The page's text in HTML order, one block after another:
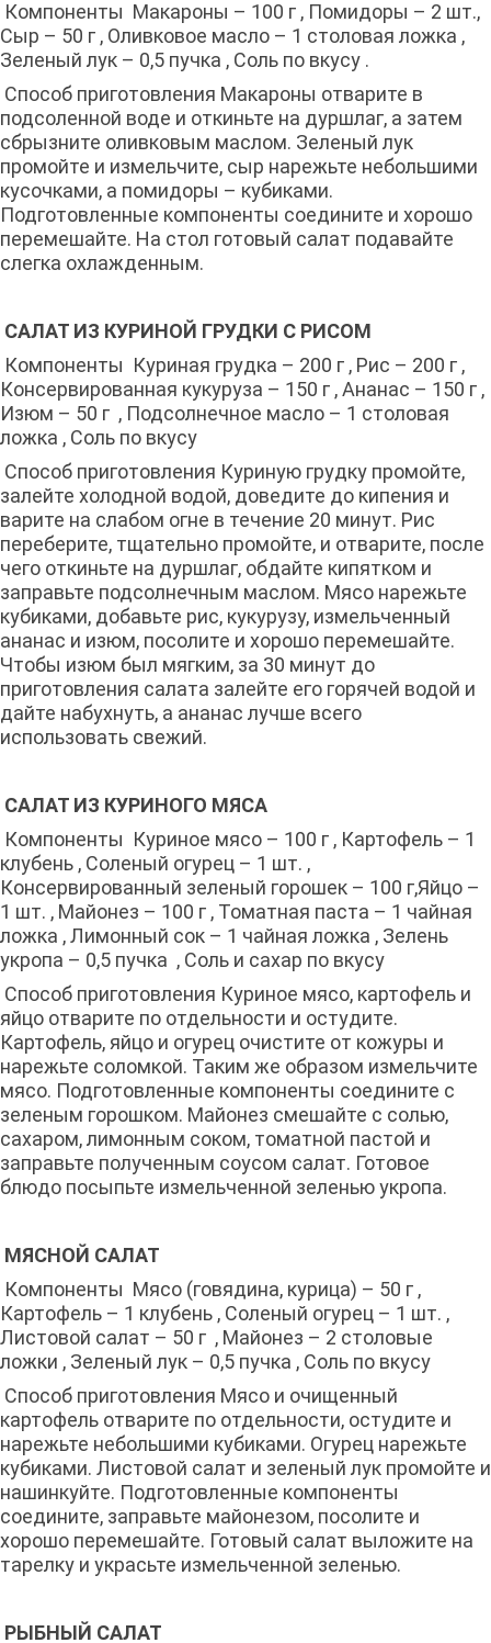
Компоненты Макароны – 100 г , Помидоры – 2 шт.,
Сыр – 50 г , Оливковое масло – 1 столовая ложка ,
Зеленый лук – 0,5 пучка , Соль по вкусу .
Способ приготовления Макароны отварите в
подсоленной воде и откиньте на дуршлаг, а затем
сбрызните оливковым маслом. Зеленый лук
промойте и измельчите, сыр нарежьте небольшими
кусочками, а помидоры – кубиками.
Подготовленные компоненты соедините и хорошо
перемешайте. На стол готовый салат подавайте
слегка охлажденным.
САЛАТ ИЗ КУРИНОЙ ГРУДКИ С РИСОМ
Компоненты Куриная грудка – 200 г , Рис – 200 г ,
Консервированная кукуруза – 150 г , Ананас – 150 г ,
Изюм – 50 г , Подсолнечное масло – 1 столовая
ложка , Соль по вкусу
Способ приготовления Куриную грудку промойте,
залейте холодной водой, доведите до кипения и
варите на слабом огне в течение 20 минут. Рис
переберите, тщательно промойте, и отварите, после
чего откиньте на дуршлаг, обдайте кипятком и
заправьте подсолнечным маслом. Мясо нарежьте
кубиками, добавьте рис, кукурузу, измельченный
ананас и изюм, посолите и хорошо перемешайте.
Чтобы изюм был мягким, за 30 минут до
приготовления салата залейте его горячей водой и
дайте набухнуть, а ананас лучше всего
использовать свежий.
САЛАТ ИЗ КУРИНОГО МЯСА
Компоненты Куриное мясо – 100 г , Картофель – 1
клубень , Соленый огурец – 1 шт. ,
Консервированный зеленый горошек – 100 г,Яйцо –
1 шт. , Майонез – 100 г , Томатная паста – 1 чайная
ложка , Лимонный сок – 1 чайная ложка , Зелень
укропа – 0,5 пучка , Соль и сахар по вкусу
Способ приготовления Куриное мясо, картофель и
яйцо отварите по отдельности и остудите.
Картофель, яйцо и огурец очистите от кожуры и
нарежьте соломкой. Таким же образом измельчите
мясо. Подготовленные компоненты соедините с
зеленым горошком. Майонез смешайте с солью,
сахаром, лимонным соком, томатной пастой и
заправьте полученным соусом салат. Готовое
блюдо посыпьте измельченной зеленью укропа.
МЯСНОЙ САЛАТ
Компоненты Мясо (говядина, курица) – 50 г ,
Картофель – 1 клубень , Соленый огурец – 1 шт. ,
Листовой салат – 50 г , Майонез – 2 столовые
ложки , Зеленый лук – 0,5 пучка , Соль по вкусу
Способ приготовления Мясо и очищенный
картофель отварите по отдельности, остудите и
нарежьте небольшими кубиками. Огурец нарежьте
кубиками. Листовой салат и зеленый лук промойте и
нашинкуйте. Подготовленные компоненты
соедините, заправьте майонезом, посолите и
хорошо перемешайте. Готовый салат выложите на
тарелку и украсьте измельченной зеленью.
РЫБНЫЙ САЛАТ